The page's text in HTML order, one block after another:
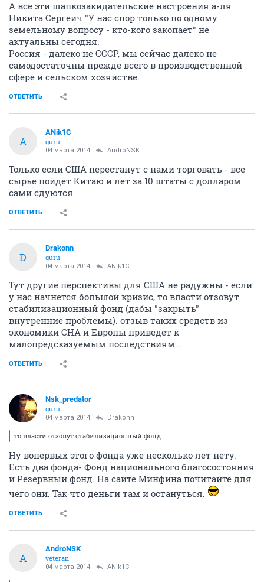
А все эти шапкозакидательские настроения а-ля
Никита Сергеич "У нас спор только по одному
земельному вопросу - кто-кого закопает" не
актуальны сегодня.
Россия - далеко не СССР, мы сейчас далеко не
самодостаточны прежде всего в производственной
сфере и сельском хозяйстве.
ОТВЕТИТЬ
A
ANik1C
guru
04 марта 2014 AndroNSK
Только если США перестанут с нами торговать - все
сырье пойдет Китаю и лет за 10 штаты с долларом
сами сдуются.
ОТВЕТИТЬ
D
Drakonn
guru
04 марта 2014 ANik1C
Тут другие перспективы для США не радужны - если
у нас начнется большой кризис, то власти отзовут
стабилизационный фонд (дабы "закрыть"
внутренние проблемы). отзыв таких средств из
экономики СНА и Европы приведет к
малопредсказуемым последствиям...
ОТВЕТИТЬ
Nsk_predator
guru
04 марта 2014 Drakonn
то власти отзовут стабилизационный фонд
Ну вопервых этого фонда уже несколько лет нету.
Есть два фонда- Фонд национального благосостояния
и Резервный фонд. На сайте Минфина почитайте для
чего они. Так что деньги там и остануться.
ОТВЕТИТЬ
A
AndroNSK
veteran
04 марта 2014 ANik1C